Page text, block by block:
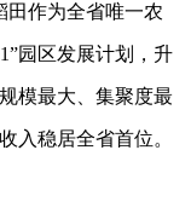
田作为全省唯一农
园区发展计划，升
模最大、集聚度最
入稳居全省首位。